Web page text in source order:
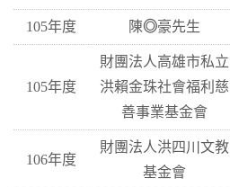
105年度 陳◎豪先生
105年度
財團法人高雄市私立
洪賴金珠社會福利慈
善事業基金會
106年度
財團法人洪四川文教
基金會